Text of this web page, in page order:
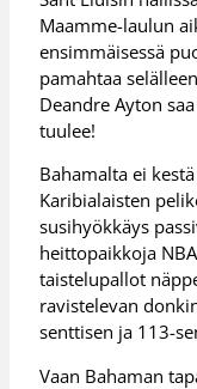
Maamme-laulun
ensimmäisessä
pamahtaa
Deandre Ayton
tuulee!
Bahamalta ei
Karibialaisten
susihyökkäys
heittopaikkoja
taistelupallot
ravistelevan
senttisen ja 113-
Vaan Bahaman